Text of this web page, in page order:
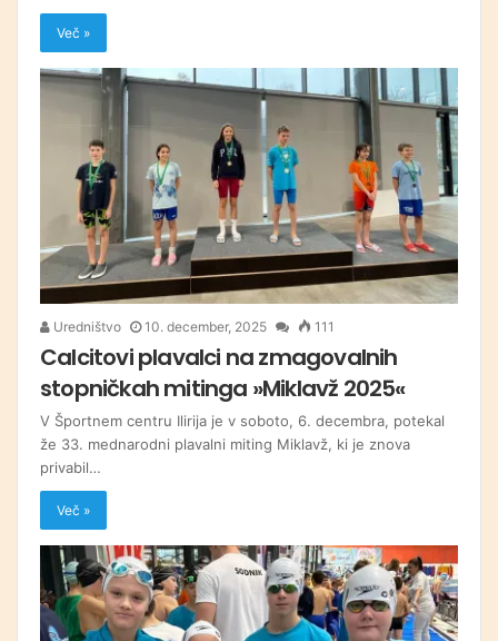
Več »
Uredništvo 10. december, 2025 111
Calcitovi plavalci na zmagovalnih
stopničkah mitinga »Miklavž 2025«
V Športnem centru Ilirija je v soboto, 6. decembra, potekal
že 33. mednarodni plavalni miting Miklavž, ki je znova
privabil…
Več »